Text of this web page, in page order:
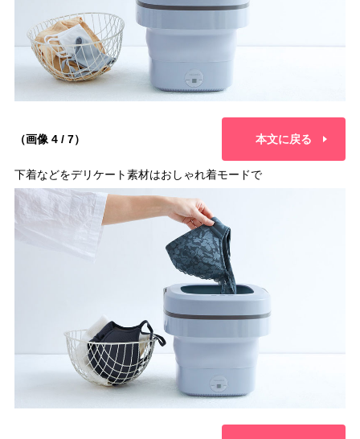
（画像 4 / 7） 本文に戻る
下着などをデリケート素材はおしゃれ着モードで